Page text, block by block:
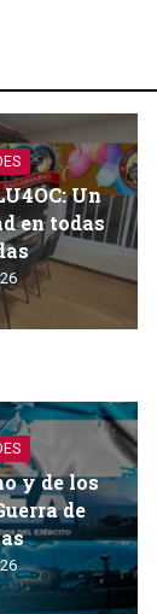
Un
en todas
y de los
de